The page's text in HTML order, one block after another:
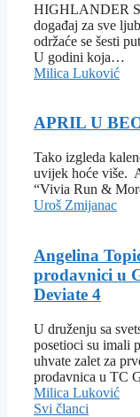
HIGHLANDER
događaj za sve
održaće se šesti
U godini koja…
Milica Luković
APRIL U
Tako izgleda
uvijek hoće više.
“Vivia Run &
Uroš Zmijanac
Angelina
prodavnici u
Deviate 4
U druženju sa
posetioci su imali
uhvate zalet za
prodavnica u TC
Milica Luković
Svi članci